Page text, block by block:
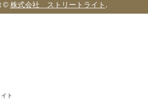
© 株式会社 ストリートライト .
ト